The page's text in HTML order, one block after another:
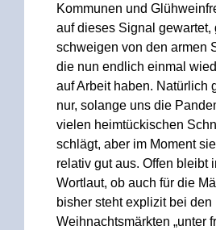
Kommunen und
auf dieses Signal gewartet,
schweigen von den armen
die nun endlich einmal
auf Arbeit haben. Natürlich
nur, solange uns die
vielen heimtückischen
schlägt, aber im Moment
relativ gut aus. Offen bleibt
Wortlaut, ob auch für die
bisher steht explizit bei den
Weihnachtsmärkten „unter